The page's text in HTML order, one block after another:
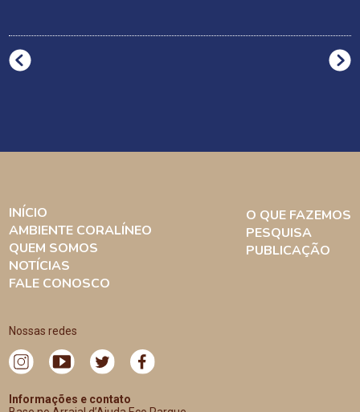
INÍCIO
AMBIENTE CORALÍNEO
QUEM SOMOS
NOTÍCIAS
O QUE FAZEMOS
PESQUISA
PUBLICAÇÃO
FALE CONOSCO
Nossas redes
Informações e contato